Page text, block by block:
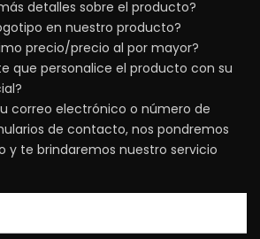
detalles sobre el producto?
en nuestro producto?
precio/precio al por mayor?
que personalice el producto con su
correo electrónico o número de
de contacto, nos pondremos
te brindaremos nuestro servicio